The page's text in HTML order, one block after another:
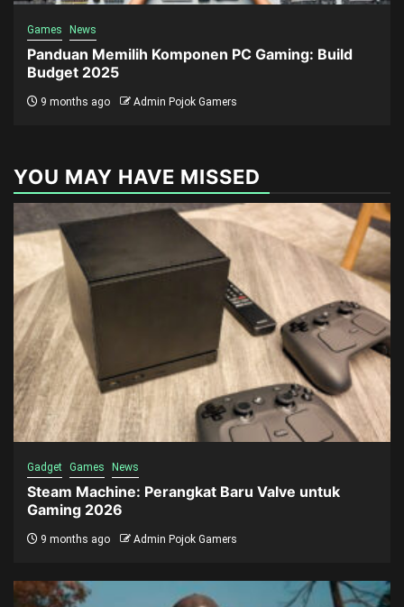
Games News
Panduan Memilih Komponen PC Gaming: Build
Budget 2025
9 months ago Admin Pojok Gamers
YOU MAY HAVE MISSED
Gadget Games News
Steam Machine: Perangkat Baru Valve untuk
Gaming 2026
9 months ago Admin Pojok Gamers